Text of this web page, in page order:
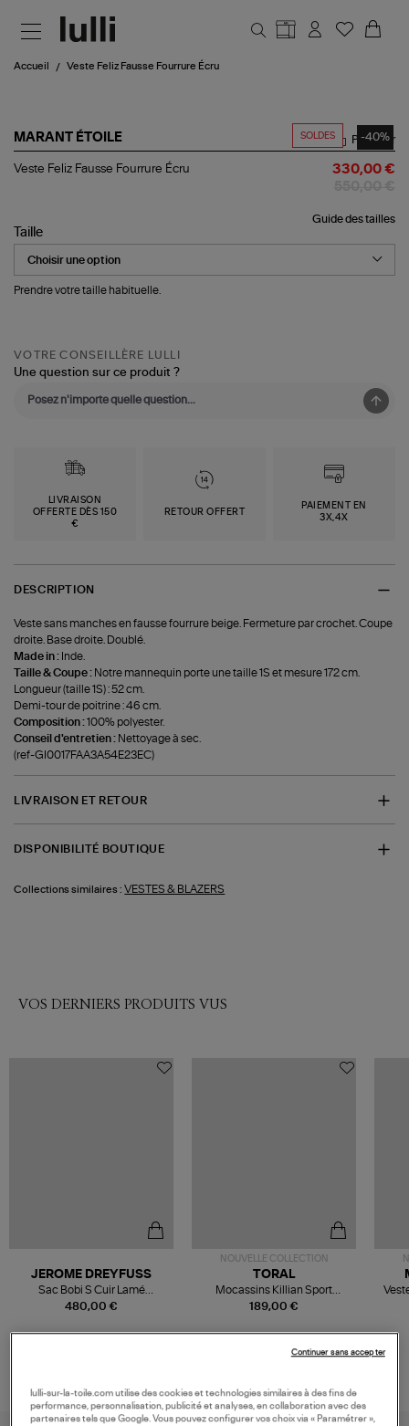
Accueil Veste Feliz Fausse Fourrure Écru
SOLDES -40%
MARANT ÉTOILE
Veste
Écru
Partager
Veste Feliz Fausse Fourrure Écru 330,00 €
Guide des tailles
Taille
Prendre votre taille habituelle.
VOTRE CONSEILLÈRE LULLI
Une question sur ce produit ?
LIVRAISON
OFFERTE DÈS 150
€
RETOUR OFFERT
PAIEMENT EN
3X,4X
DESCRIPTION
Veste sans manches en fausse fourrure beige. Fermeture par crochet. Coupe
droite. Base droite. Doublé.
Made in : Inde.
Taille & Coupe : Notre mannequin porte une taille 1S et mesure 172 cm.
Longueur (taille 1S) : 52 cm.
Demi-tour de poitrine : 46 cm.
Composition :100% polyester.
Conseil d'entretien : Nettoyage à sec.
(ref-GI0017FAA3A54E23EC)
LIVRAISON ET RETOUR
DISPONIBILITÉ BOUTIQUE
Collections similaires : VESTES & BLAZERS
VOS DERNIERS PRODUITS VUS
480,00 €
JEROME DREYFUSS
Sac Bobi S Cuir Lamé
Champagne
NOUVELLE COLLECTION
189,00 €
TORAL
Mocassins Killian Sport
Mousse
lulli-sur-la-toile.com utilise des cookies et technologies similaires à des fins de
performance, personnalisation, publicité et analyses, en collaboration avec des
partenaires tels que Google. Vous pouvez configurer vos choix via « Paramétrer »,
Continuer sans accepter